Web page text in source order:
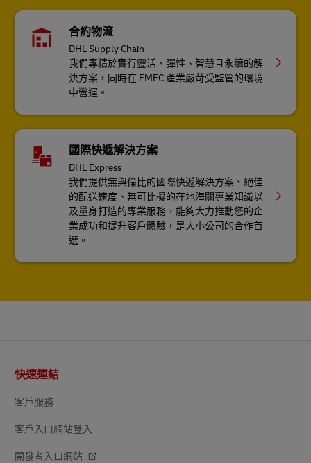
合約物流
DHL Supply Chain
我們專精於實行靈活、彈性、智慧且永續的解
決方案，同時在 EMEC 產業嚴苛受監管的環境
中營運。
國際快遞解決方案
DHL Express
我們提供無與倫比的國際快遞解決方案、絕佳
的配送速度、無可比擬的在地海關專業知識以
及量身打造的專業服務，能夠大力推動您的企
業成功和提升客戶體驗，是大小公司的合作首
選。
頁
尾
快速連結
客戶服務
客戶入口網站登入
開發者入口網站